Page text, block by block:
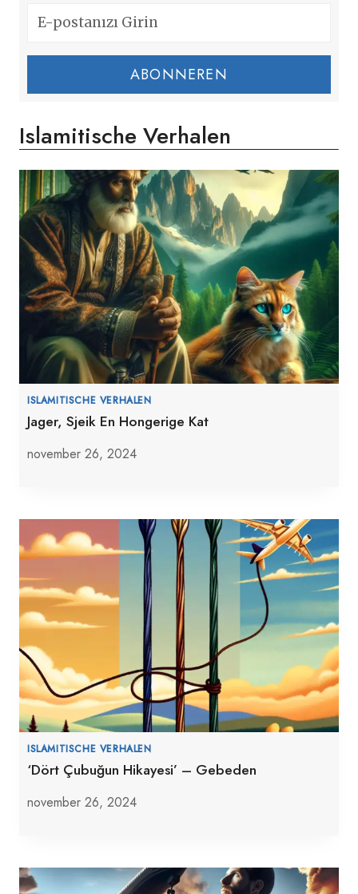
ABONNEREN
Islamitische Verhalen
ISLAMITISCHE VERHALEN
Jager, Sjeik En Hongerige Kat
november 26, 2024
ISLAMITISCHE VERHALEN
‘Dört Çubuğun Hikayesi’ – Gebeden
november 26, 2024